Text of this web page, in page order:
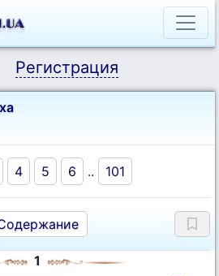
Регистрация
4 5 6 .. 101
1